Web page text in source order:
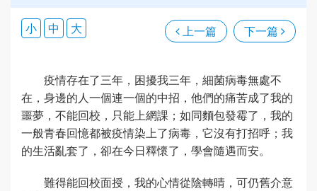
上一篇 下一篇
小 中 大
疫情存在了三年，困擾我三年，細菌病毒無處不
在，身邊的人一個連一個的中招，他們的痛苦成了我的
噩夢，不能回校，只能上網課；如同麵包發霉了，我的
一般青春回憶都被疫情染上了病毒，它沒有打招呼；我
的生活亂套了，卻在今日釋懷了，學會隨遇而安。
難得能回校面授，我的心情從陰轉晴，可仍舊介意